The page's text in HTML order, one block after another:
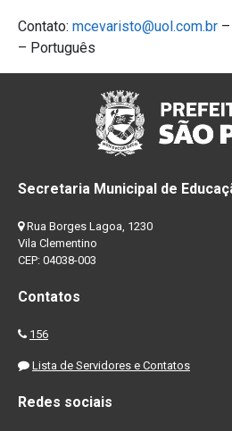
Contato: mcevaristo@uol.com.br
– Português
Secretaria Municipal de
Rua Borges Lagoa, 1230
Vila Clementino
CEP: 04038-003
Contatos
156
Lista de Servidores e Contatos
Redes sociais